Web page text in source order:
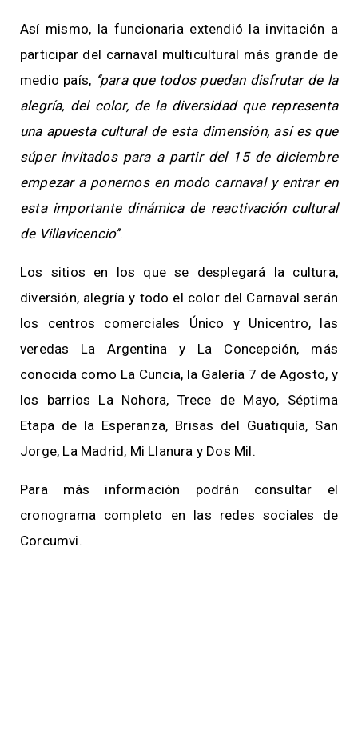
Así mismo, la funcionaria extendió la invitación a
participar del carnaval multicultural más grande de
medio país, ‘‘para que todos puedan disfrutar de la
alegría, del color, de la diversidad que representa
una apuesta cultural de esta dimensión, así es que
súper invitados para a partir del 15 de diciembre
empezar a ponernos en modo carnaval y entrar en
esta importante dinámica de reactivación cultural
de Villavicencio’’.
Los sitios en los que se desplegará la cultura,
diversión, alegría y todo el color del Carnaval serán
los centros comerciales Único y Unicentro, las
veredas La Argentina y La Concepción, más
conocida como La Cuncia, la Galería 7 de Agosto, y
los barrios La Nohora, Trece de Mayo, Séptima
Etapa de la Esperanza, Brisas del Guatiquía, San
Jorge, La Madrid, Mi Llanura y Dos Mil.
Para más información podrán consultar el
cronograma completo en las redes sociales de
Corcumvi.